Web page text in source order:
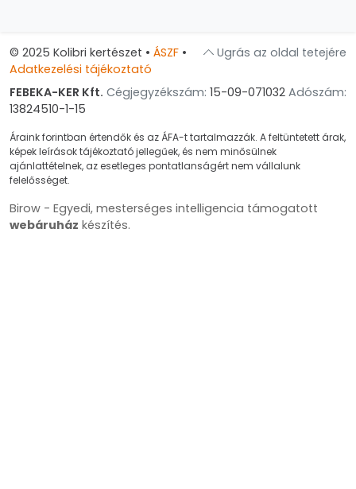
Ugrás az oldal tetejére
© 2025 Kolibri kertészet • ÁSZF •
Adatkezelési tájékoztató
FEBEKA-KER Kft. Cégjegyzékszám: 15-09-071032 Adószám:
13824510-1-15
Áraink forintban értendők és az ÁFA-t tartalmazzák. A feltüntetett árak,
képek leírások tájékoztató jellegűek, és nem minősülnek
ajánlattételnek, az esetleges pontatlanságért nem vállalunk
felelősséget.
Birow - Egyedi, mesterséges intelligencia támogatott
webáruház készítés.